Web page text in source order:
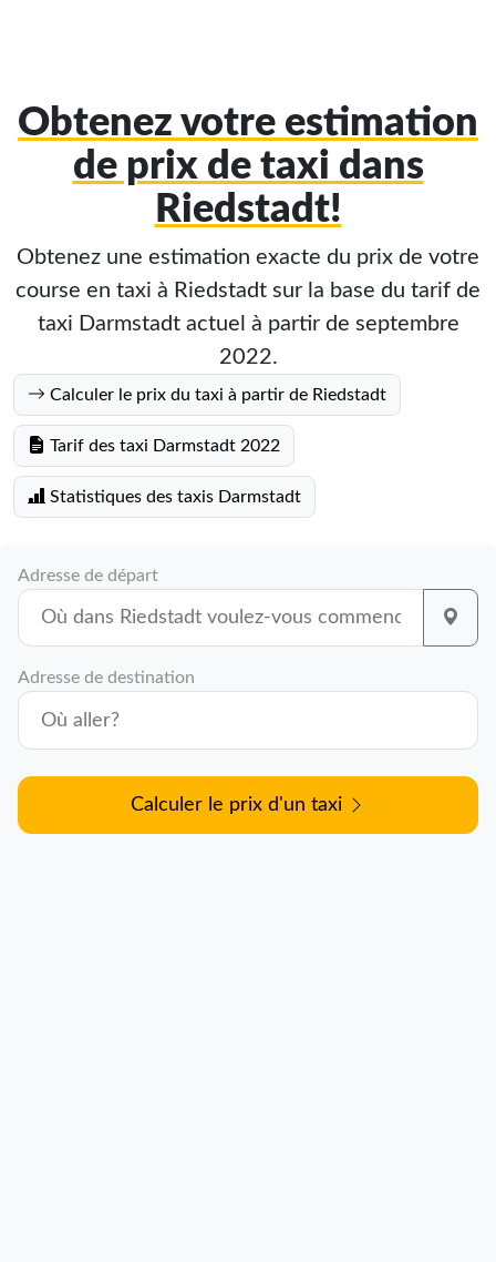
Obtenez votre estimation
de prix de taxi dans
Riedstadt!
Obtenez une estimation exacte du prix de votre
course en taxi à Riedstadt sur la base du tarif de
taxi Darmstadt actuel à partir de septembre
2022.
Calculer le prix du taxi à partir de Riedstadt
Tarif des taxi Darmstadt 2022
Statistiques des taxis Darmstadt
Adresse de départ
Adresse de destination
Calculer le prix d'un taxi